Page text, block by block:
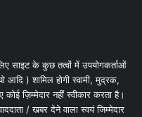
साइट के कुछ तत्वों में उपयोगकर्ताओं
आदि ) शामिल होगी स्वामी, मुद्रक,
ज़िम्मेदार नहीं स्वीकार करता है।
/ खबर देने वाला स्वयं जिम्मेदार